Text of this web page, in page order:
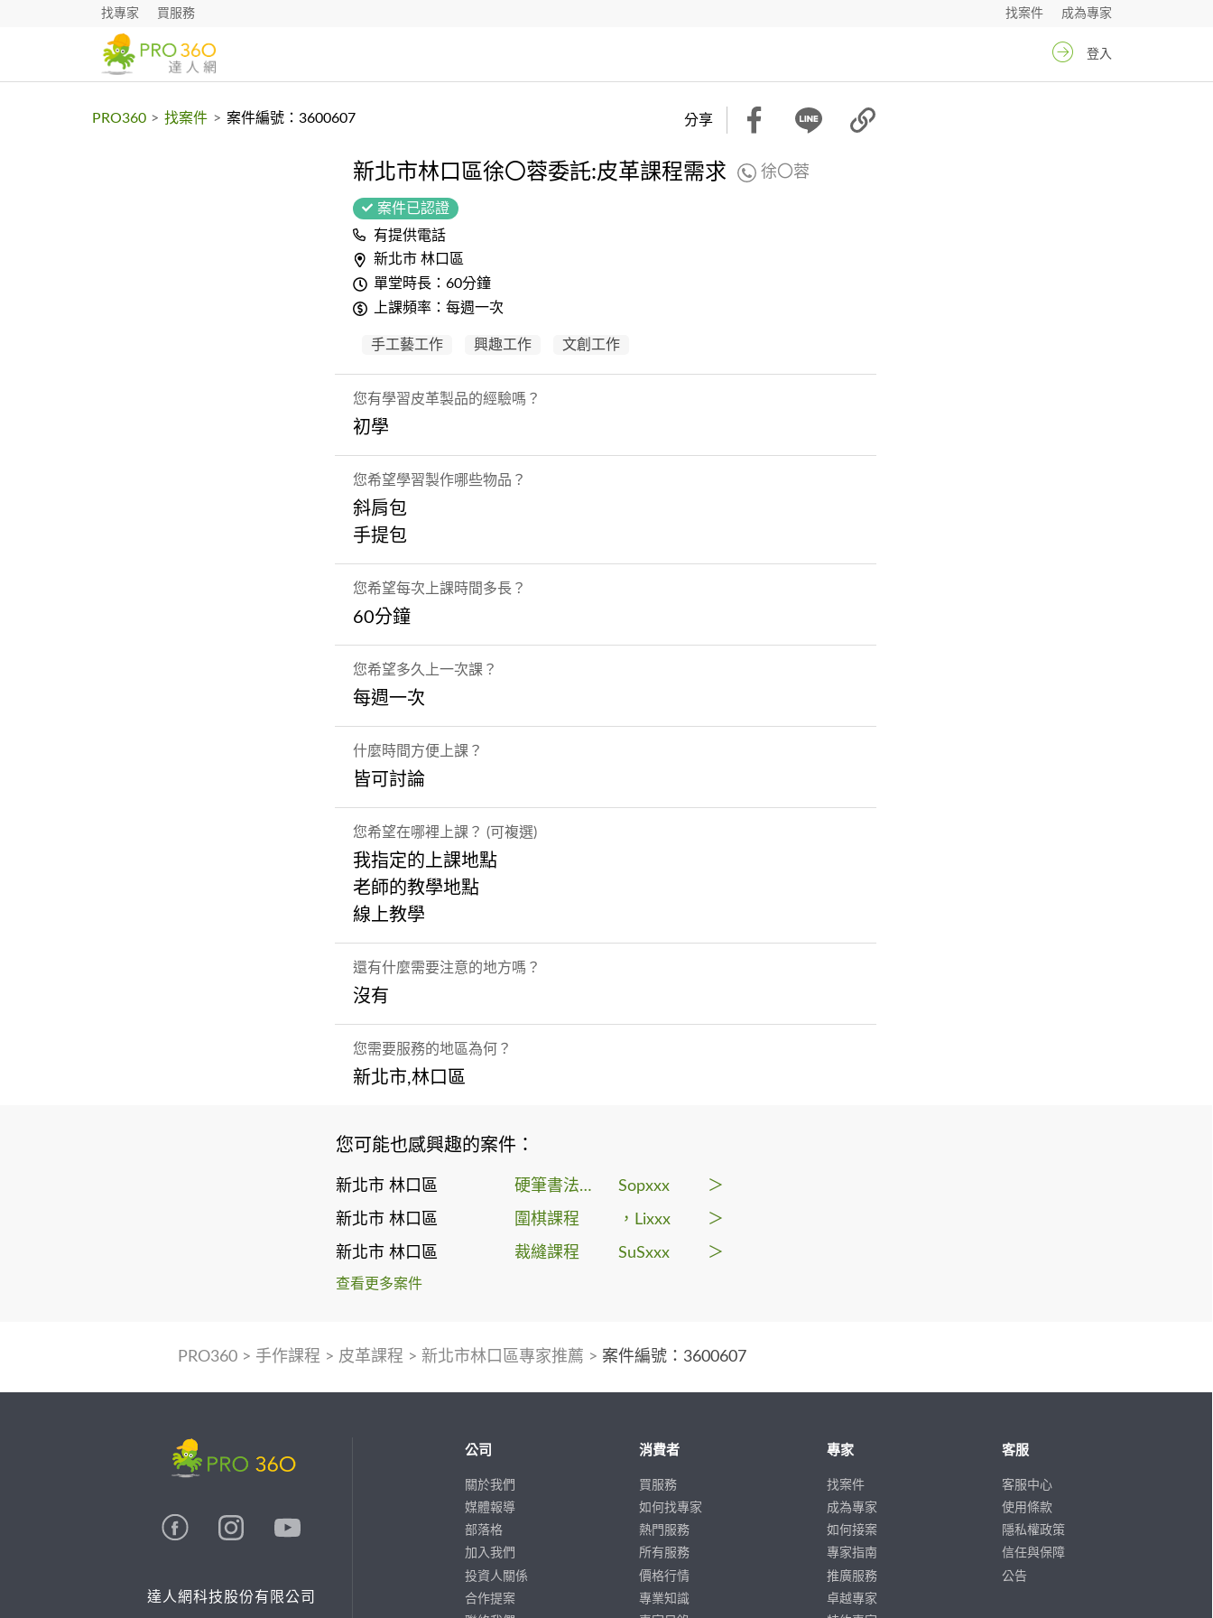
找專家 買服務 成為專家
找案件
登入
PRO360 > 找案件 > 案件編號：3600607 分享
新北市林口區徐〇蓉委託:皮革課程需求 徐〇蓉
案件已認證
有提供電話
新北市 林口區
單堂時長：60分鐘
上課頻率：每週一次
手工藝工作 興趣工作 文創工作
您有學習皮革製品的經驗嗎？
初學
您希望學習製作哪些物品？
斜肩包
手提包
您希望每次上課時間多長？
60分鐘
您希望多久上一次課？
每週一次
什麼時間方便上課？
皆可討論
您希望在哪裡上課？ (可複選)
我指定的上課地點
老師的教學地點
線上教學
還有什麼需要注意的地方嗎？
沒有
您需要服務的地區為何？
新北市,林口區
您可能也感興趣的案件：
新北市 林口區 硬筆書法課程 Sopxxx ＞
新北市 林口區 圍棋課程 ，Lixxx ＞
新北市 林口區 裁縫課程 SuSxxx ＞
查看更多案件
PRO360> 手作課程 > 皮革課程 > 新北市林口區專家推薦 > 案件編號：3600607
達人網科技股份有限公司
公司
關於我們
媒體報導
部落格
加入我們
投資人關係
合作提案
消費者
買服務
如何找專家
熱門服務
所有服務
價格行情
專業知識
專家
找案件
成為專家
如何接案
專家指南
推廣服務
卓越專家
客服
客服中心
使用條款
隱私權政策
信任與保障
公告